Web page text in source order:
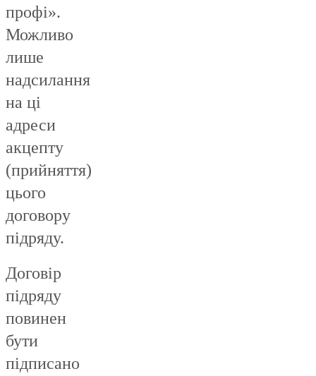
профі».
Можливо
лише
надсилання
на ці
адреси
акцепту
(прийняття)
цього
договору
підряду.
Договір
підряду
повинен
бути
підписано